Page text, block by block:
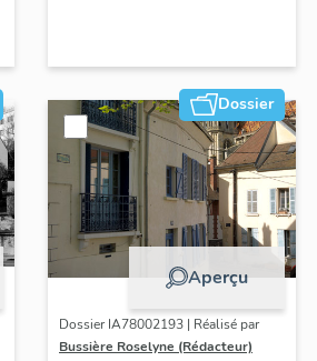
Dossier
Aperçu
Dossier IA78002193 | Réalisé par
Bussière Roselyne (Rédacteur)